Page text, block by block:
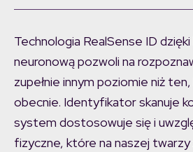
Technologia RealSense ID
neuronową pozwoli na
zupełnie innym poziomie niż
obecnie. Identyfikator skanuje
system dostosowuje się i
fizyczne, które na naszej